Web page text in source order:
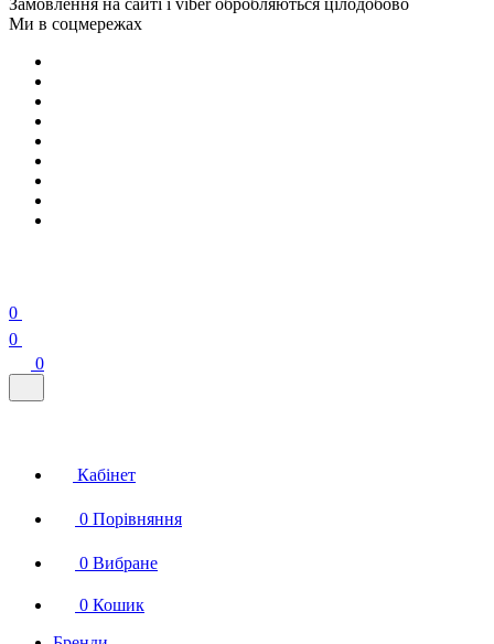
Замовлення на сайті і viber обробляються цілодобово
Ми в соцмережах
0
0
0
Кабінет
0 Порівняння
0 Вибране
0 Кошик